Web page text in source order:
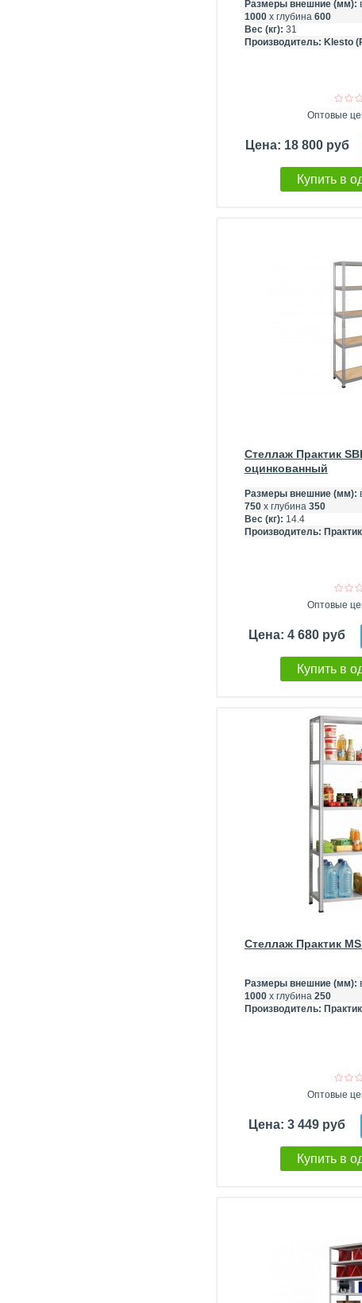
Размеры внешние (мм):
1000х глубина 600
Вес (кг): 31
Производитель: Klesto
Оптовые
Цена: 18 800 руб
Купить в
Стеллаж Практик
оцинкованный
Размеры внешние (мм):
750х глубина 350
Вес (кг): 14.4
Производитель:
Оптовые
Цена: 4 680 руб
Купить в
Стеллаж Практик
Размеры внешние (мм):
1000х глубина 250
Производитель:
Оптовые
Цена: 3 449 руб
Купить в